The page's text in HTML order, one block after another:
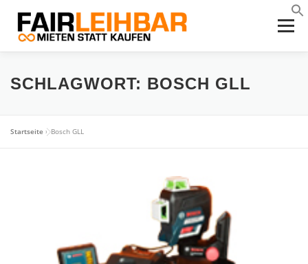
springen
Menü
HOME DIE IDEE SERVICES LEIHGERÄTE
PROJEKTE
SCHLAGWORT: BOSCH GLL
Startseite »Bosch GLL